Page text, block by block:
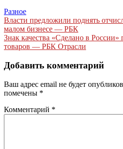
Разное
Навигация
по
записям
Власти предложили поднять
малом бизнесе — РБК
Знак качества «Сделано в
товаров — РБК Отрасли
Добавить комментарий
Ваш адрес email не будет
помечены *
Комментарий *